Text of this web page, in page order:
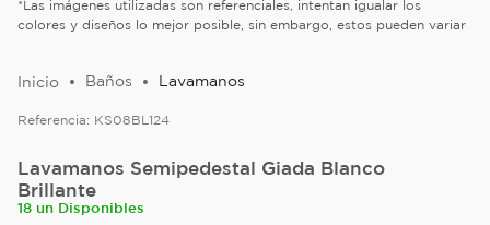
*Las imágenes utilizadas son referenciales, intentan igualar los
colores y diseños lo mejor posible, sin embargo, estos pueden variar
Baños Lavamanos
Referencia: KS08BL124
Lavamanos Semipedestal Giada Blanco
Brillante
18 un Disponibles